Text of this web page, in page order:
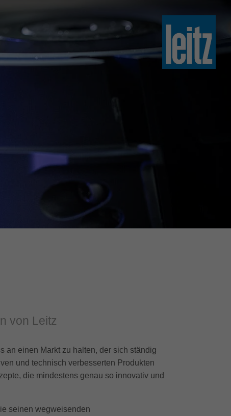
english
türkçe
yкраїнська
von Leitz
an einen Markt zu halten, der sich ständig
und technisch verbesserten Produkten
die mindestens genau so innovativ und
seinen wegweisenden